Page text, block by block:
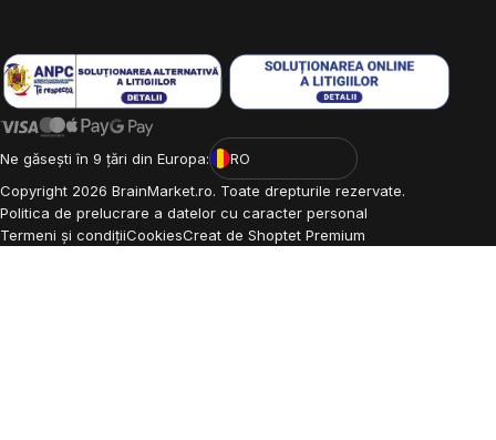
Ne găsești în 9 țări din Europa:
RO
Copyright 2026 BrainMarket.ro. Toate drepturile rezervate.
Politica de prelucrare a datelor cu caracter personal
Termeni și condițiiCookiesCreat de Shoptet Premium